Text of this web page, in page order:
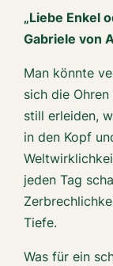
„Liebe Enkel
Gabriele von
Man könnte
sich die
still erleiden,
in den Kopf
jeden Tag
Tiefe.
Was für ein